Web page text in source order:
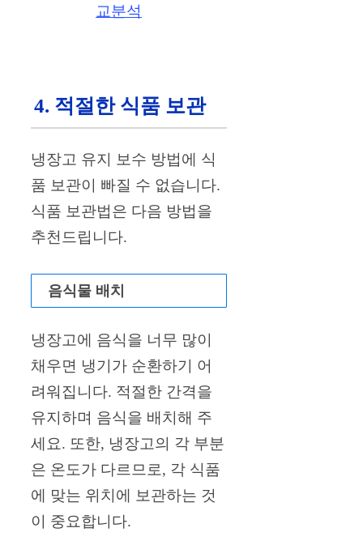
교분석
4. 적절한 식품 보관
냉장고 유지 보수 방법에 식
품 보관이 빠질 수 없습니다.
식품 보관법은 다음 방법을
추천드립니다.
음식물 배치
냉장고에 음식을 너무 많이
채우면 냉기가 순환하기 어
려워집니다. 적절한 간격을
유지하며 음식을 배치해 주
세요. 또한, 냉장고의 각 부분
은 온도가 다르므로, 각 식품
에 맞는 위치에 보관하는 것
이 중요합니다.